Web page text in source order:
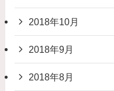
2018年10月
2018年9月
2018年8月